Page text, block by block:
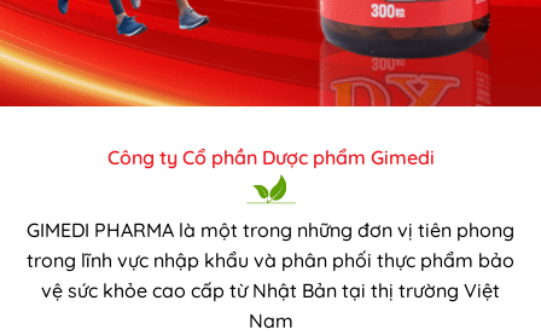
Công ty Cổ phần Dược phẩm Gimedi
GIMEDI PHARMA là một trong những đơn vị tiên phong
trong lĩnh vực nhập khẩu và phân phối thực phẩm bảo
vệ sức khỏe cao cấp từ Nhật Bản tại thị trường Việt
Nam